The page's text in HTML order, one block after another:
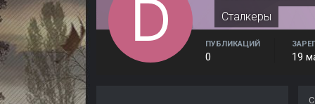
Сталкеры
ПУБЛИКАЦИЙ
0 19